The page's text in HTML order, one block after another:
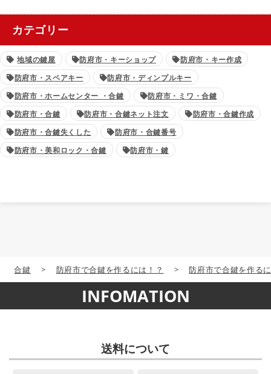
カテゴリー
地域の鍵屋 防府市・キーショップ
防府市・キー作成
防府市・スペアキー
防府市・ディンプルキー
防府市・ホームセンター ・合鍵
防府市・ミワ・合鍵
防府市・合鍵
防府市・合鍵ネット注文
防府市・合鍵作成
防府市・合鍵失くした
防府市・合鍵番号
防府市・美和ロック・合鍵
防府市・鍵
合鍵 > 防府市で合鍵を作るには！？ > 防府市で合鍵を作る
INFOMATION
送料について